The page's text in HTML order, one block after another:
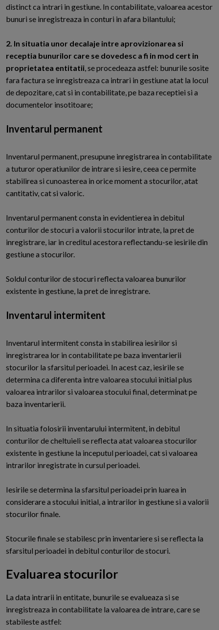
distinct ca intrari in gestiune. In contabilitate, valoarea acestor
bunuri se inregistreaza in conturi in afara bilantului;
2. In situatia unor decalaje intre aprovizionarea si
receptia bunurilor care se dovedesc a fi in mod cert in
proprietatea entitatii, se procedeaza astfel: bunurile sosite
fara factura se inregistreaza ca intrari in gestiune atat la locul
de depozitare, cat si in contabilitate, pe baza receptiei si a
documentelor insotitoare;
Inventarul permanent
Inventarul permanent, presupune inregistrarea in contabilitate
a tuturor operatiunilor de intrare si iesire, ceea ce permite
stabilirea si cunoasterea in orice moment a stocurilor, atat
cantitativ, cat si valoric.
Inventarul permanent consta in evidentierea in debitul
conturilor de stocuri a valorii stocurilor intrate, la pret de
inregistrare, iar in creditul acestora reflectandu-se iesirile din
gestiune a stocurilor.
Soldul conturilor de stocuri reflecta valoarea bunurilor
existente in gestiune, la pret de inregistrare.
Inventarul intermitent
Inventarul intermitent consta in stabilirea iesirilor si
inregistrarea lor in contabilitate pe baza inventarierii
stocurilor la sfarsitul perioadei. In acest caz, iesirile se
determina ca diferenta intre valoarea stocului initial plus
valoarea intrarilor si valoarea stocului final, determinat pe
baza inventarierii.
In situatia folosirii inventarului intermitent, in debitul
conturilor de cheltuieli se reflecta atat valoarea stocurilor
existente in gestiune la inceputul perioadei, cat si valoarea
intrarilor inregistrate in cursul perioadei.
Iesirile se determina la sfarsitul perioadei prin luarea in
considerare a stocului initial, a intrarilor in gestiune si a valorii
stocurilor finale.
Stocurile finale se stabilesc prin inventariere si se reflecta la
sfarsitul perioadei in debitul conturilor de stocuri.
Evaluarea stocurilor
La data intrarii in entitate, bunurile se evalueaza si se
inregistreaza in contabilitate la valoarea de intrare, care se
stabileste astfel: